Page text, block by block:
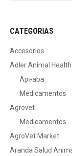
CATEGORIAS
Accesorios
Adler Animal Health
Api-aba
Medicamentos
Agrovet
Medicamentos
AgroVet Market
Aranda Salud